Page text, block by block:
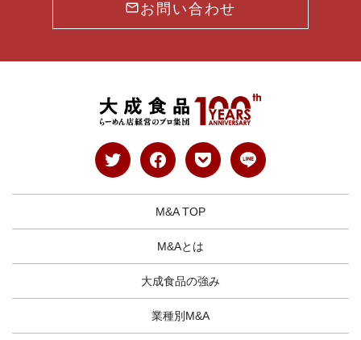
お問い合わせ
M&A TOP
M&Aとは
大成食品の強み
業種別M&A